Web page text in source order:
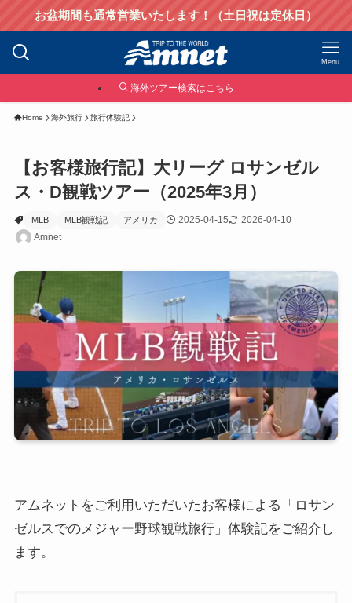
お盆期間も通常営業いたします！（土日祝は定休日）
Menu
海外ツアー検索はこちら
Home 海外旅行 旅行体験記
【お客様旅行記】大リーグ ロサンゼル
ス・D観戦ツアー（2025年3月）
MLB MLB観戦記 アメリカ 2025-04-15
2026-04-10
Amnet
アムネットをご利用いただいたお客様による「ロサン
ゼルスでのメジャー野球観戦旅行」体験記をご紹介し
ます。